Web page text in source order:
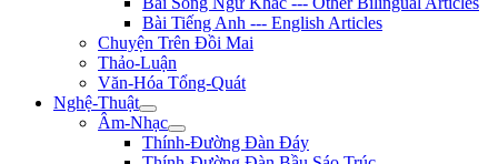
Bài Tiếng Anh --- English Articles
Chuyện Trên Đồi Mai
Thảo-Luận
Văn-Hóa Tổng-Quát
Nghệ-Thuật
Âm-Nhạc
Thính-Đường Đàn Đáy